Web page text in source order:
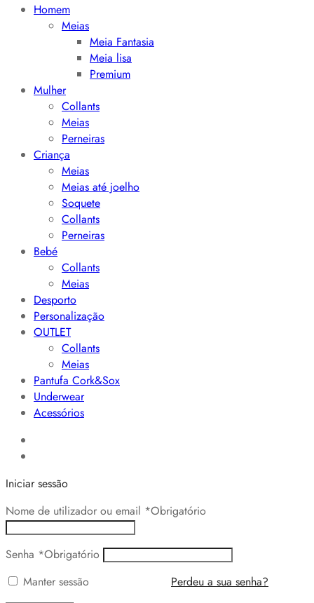
Homem
Meias
Meia Fantasia
Meia lisa
Premium
Mulher
Collants
Meias
Perneiras
Criança
Meias
Meias até joelho
Soquete
Collants
Perneiras
Bebé
Collants
Meias
Desporto
Personalização
OUTLET
Collants
Meias
Pantufa Cork&Sox
Underwear
Acessórios
Iniciar sessão
Nome de utilizador ou email *Obrigatório
Senha *Obrigatório
Manter sessão
Perdeu a sua senha?